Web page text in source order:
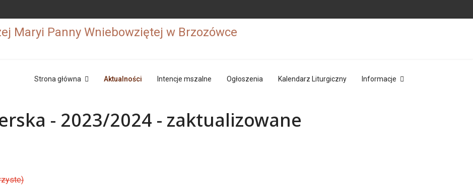
Strona główna Aktualności Intencje mszalne Ogłoszenia Kalendarz Liturgiczny Informacje
- 2023/2024 - zaktualizowane